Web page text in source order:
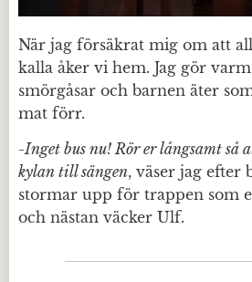
När jag försäkrat mig om att
kalla åker vi hem. Jag gör
smörgåsar och barnen äter
mat förr.
-Inget bus nu! Rör er långsamt så
kylan till sängen, väser jag efter
stormar upp för trappen som
och nästan väcker Ulf.